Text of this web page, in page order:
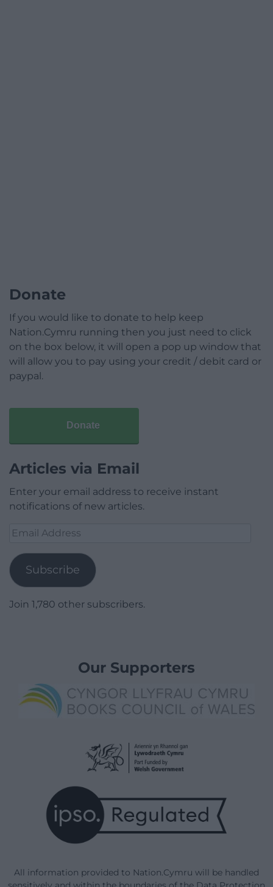
Donate
If you would like to donate to help keep
Nation.Cymru running then you just need to click
on the box below, it will open a pop up window that
will allow you to pay using your credit / debit card or
paypal.
Donate
Articles via Email
Enter your email address to receive instant
notifications of new articles.
Email
Subscribe
Join 1,780 other subscribers.
Our Supporters
All information provided to Nation.Cymru will be handled